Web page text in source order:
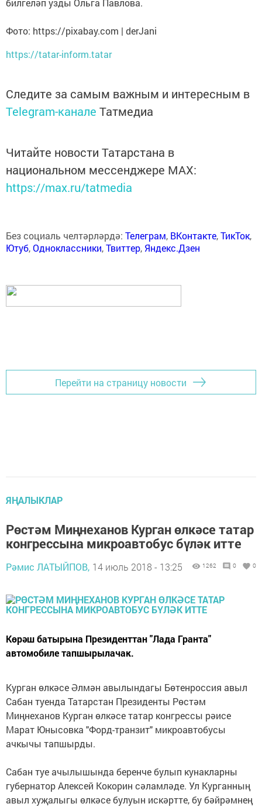
билгеләп узды Ольга Павлова.
Фото: https://pixabay.com | derJani
https://tatar-inform.tatar
Следите за самым важным и интересным в
Telegram-канале Татмедиа
Читайте новости Татарстана в
национальном мессенджере MАХ:
https://max.ru/tatmedia
Без социаль челтәрләрдә: Телеграм, ВКонтакте,ТикТок,
Ютуб,Одноклассники,Твиттер, Яндекс.Дзен
Перейти на страницу новости
ЯҢАЛЫКЛАР
Рөстәм Миңнеханов Курган өлкәсе татар
конгрессына микроавтобус бүләк итте
Рәмис ЛАТЫЙПОВ, 14 июль 2018 - 13:25 1262 0 0
Көрәш батырына Президенттан "Лада Гранта"
автомобиле тапшырылачак.
Курган өлкәсе Әлмән авылындагы Бөтенроссия авыл
Сабан туенда Татарстан Президенты Рөстәм
Миңнеханов Курган өлкәсе татар конгрессы рәисе
Марат Юнысовка "Форд-транзит" микроавтобусы
ачкычы тапшырды.
Сабан туе ачылышында беренче булып кунакларны
губернатор Алексей Кокорин сәламләде. Ул Курганның
авыл хуҗалыгы өлкәсе булуын искәртте, бу бәйрәмнең